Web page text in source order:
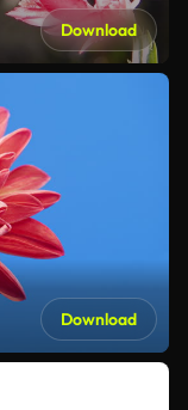
Download
Download